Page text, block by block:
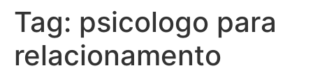
Tag: psicologo para
relacionamento